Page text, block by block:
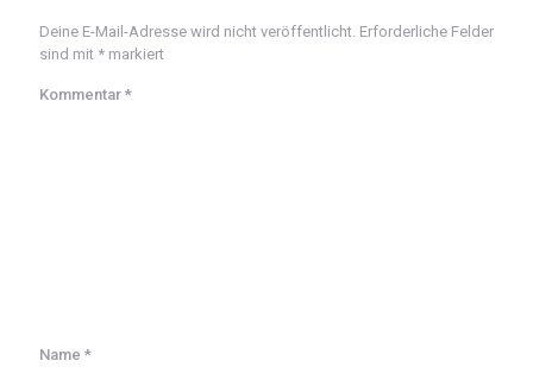
Deine E-Mail-Adresse wird nicht veröffentlicht. Erforderliche Felder
sind mit * markiert
Kommentar *
Name *